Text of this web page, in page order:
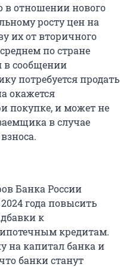
в отношении нового
росту цен на
их от вторичного
по стране
в сообщении
потребуется продать
окажется
покупке, и может не
в случае
Банка России
года повысить
к
кредитам.
на капитал банка и
банки станут